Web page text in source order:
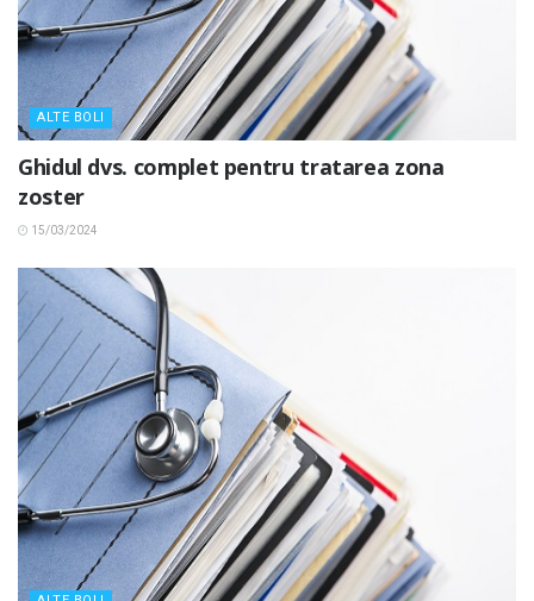
ALTE BOLI
Ghidul dvs. complet pentru tratarea zona
zoster
15/03/2024